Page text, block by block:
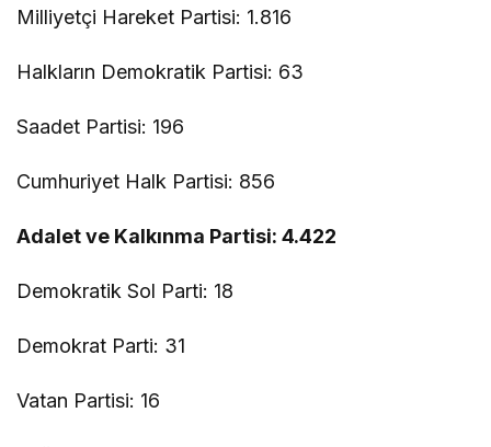
Milliyetçi Hareket Partisi: 1.816
Halkların Demokratik Partisi: 63
Saadet Partisi: 196
Cumhuriyet Halk Partisi: 856
Adalet ve Kalkınma Partisi: 4.422
Demokratik Sol Parti: 18
Demokrat Parti: 31
Vatan Partisi: 16